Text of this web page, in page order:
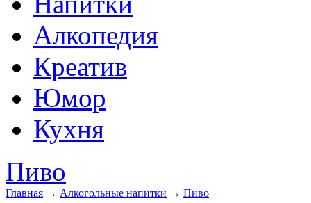
Алкопедия
Креатив
Юмор
Кухня
Пиво
Главная → Алкогольные напитки → Пиво